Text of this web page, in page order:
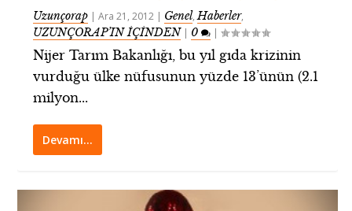
Uzunçorap |Ara 21, 2012 | Genel,Haberler,
UZUNÇORAP’IN İÇİNDEN| 0 |
Nijer Tarım Bakanlığı, bu yıl gıda krizinin
vurduğu ülke nüfusunun yüzde 13’ünün (2.1
milyon...
Devamı…